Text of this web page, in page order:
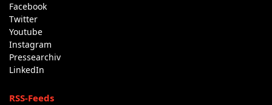
Facebook
Twitter
Youtube
Instagram
Pressearchiv
LinkedIn
RSS-Feeds